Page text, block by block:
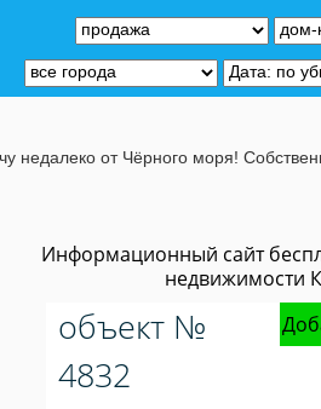
Информационный сайт
недвижимости
объект №
4832
от Чёрного моря! Собственник,